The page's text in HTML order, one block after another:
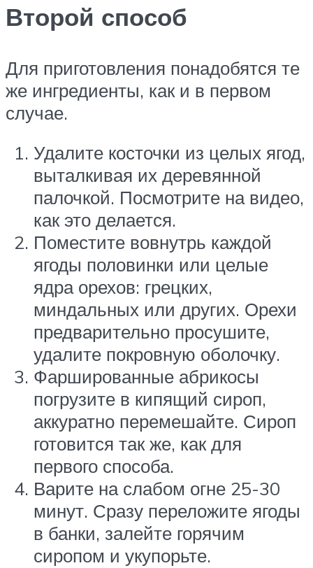
Второй способ
Для приготовления понадобятся те
же ингредиенты, как и в первом
случае.
Удалите косточки из целых ягод,
выталкивая их деревянной
палочкой. Посмотрите на видео,
как это делается.
Поместите вовнутрь каждой
ягоды половинки или целые
ядра орехов: грецких,
миндальных или других. Орехи
предварительно просушите,
удалите покровную оболочку.
Фаршированные абрикосы
погрузите в кипящий сироп,
аккуратно перемешайте. Сироп
готовится так же, как для
первого способа.
Варите на слабом огне 25-30
минут. Сразу переложите ягоды
в банки, залейте горячим
сиропом и укупорьте.